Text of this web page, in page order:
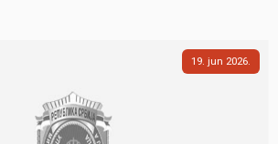
19 jun 2026